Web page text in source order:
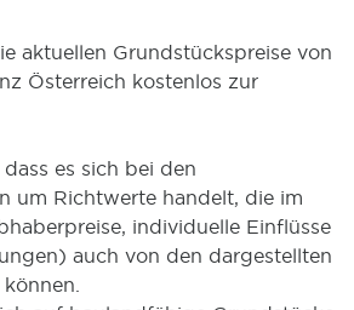
aktuellen Grundstückspreise von
Österreich kostenlos zur
es sich bei den
um Richtwerte handelt, die im
individuelle Einflüsse
auch von den dargestellten